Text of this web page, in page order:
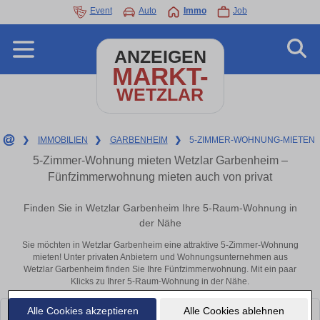
Alle Cookies akzeptieren Alle Cookies ablehnen
Event Auto Immo Job
ANZEIGEN
MARKT-
WETZLAR
❯ IMMOBILIEN ❯ GARBENHEIM ❯ 5-ZIMMER-WOHNUNG-MIETEN
5-Zimmer-Wohnung mieten Wetzlar Garbenheim –
Fünfzimmerwohnung mieten auch von privat
Finden Sie in Wetzlar Garbenheim Ihre 5-Raum-Wohnung in
der Nähe
Sie möchten in Wetzlar Garbenheim eine attraktive 5-Zimmer-Wohnung
mieten! Unter privaten Anbietern und Wohnungsunternehmen aus
Wetzlar Garbenheim finden Sie Ihre Fünfzimmerwohnung. Mit ein paar
Klicks zu Ihrer 5-Raum-Wohnung in der Nähe.
Leider konnten wir derzeit keine passenden Objekte finden. Schauen Sie